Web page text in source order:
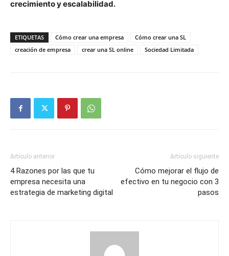
crecimiento y escalabilidad.
ETIQUETAS Cómo crear una empresa
Cómo crear una SL
creación de empresa
crear una SL online Sociedad Limitada
Artículo anterior
4 Razones por las que tu
empresa necesita una
estrategia de marketing digital
Artículo siguiente
Cómo mejorar el flujo de
efectivo en tu negocio con 3
pasos